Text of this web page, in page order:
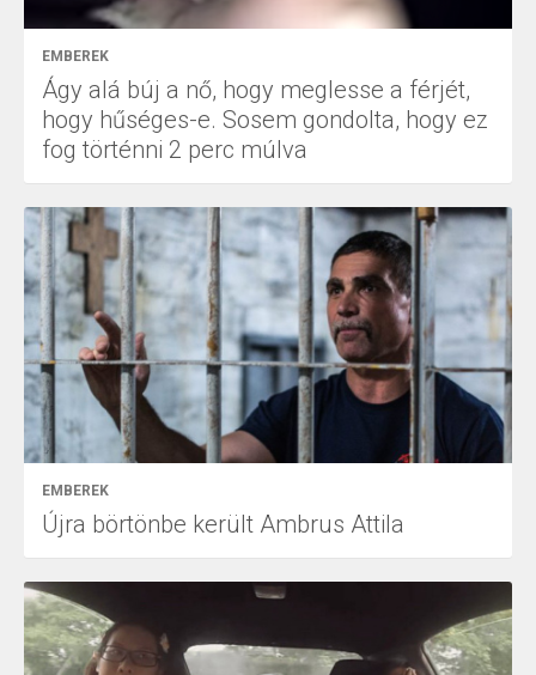
EMBEREK
Ágy alá búj a nő, hogy meglesse a férjét,
hogy hűséges-e. Sosem gondolta, hogy ez
fog történni 2 perc múlva
EMBEREK
Újra börtönbe került Ambrus Attila